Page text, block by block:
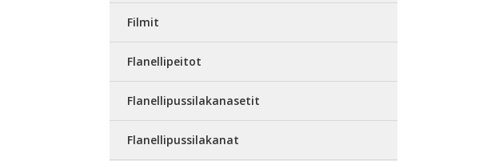
Filmit
Flanellipeitot
Flanellipussilakanasetit
Flanellipussilakanat